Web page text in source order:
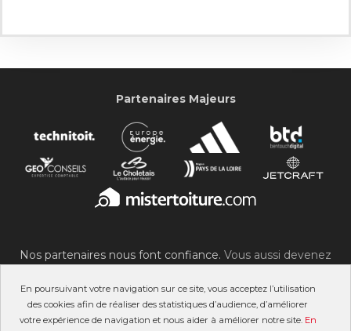
En poursuivant votre navigation sur ce site, vous acceptez l’utilisation
des cookies afin de réaliser des statistiques d’audience, d’améliorer
votre expérience de navigation et nous aider à améliorer notre site. En
Partenaires Majeurs
Nos partenaires nous font confiance. Vous aussi devenez